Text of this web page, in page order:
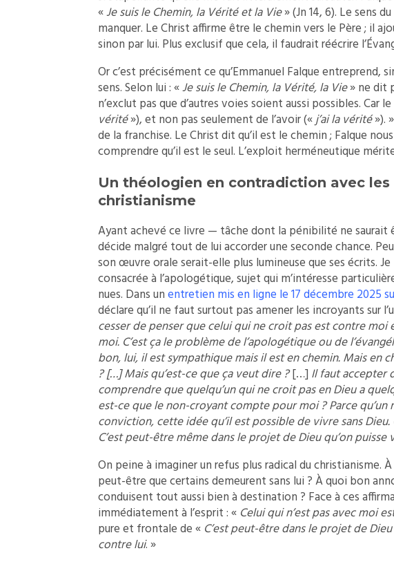
«Je suis le Chemin, la Vérité et la Vie» (Jn 14, 6). Le sens
manquer. Le Christ affirme être le chemin vers le Père ; il
sinon par lui. Plus exclusif que cela, il faudrait réécrire
Or c’est précisément ce qu’Emmanuel Falque entreprend,
sens. Selon lui : «Je suis le Chemin, la Vérité, la Vie» ne dit
n’exclut pas que d’autres voies soient aussi possibles. Car
vérité»), et non pas seulement de l’avoir («j’ai la vérité»).
de la franchise. Le Christ dit qu’il est le chemin ; Falque
comprendre qu’il est le seul. L’exploit herméneutique
Un théologien en contradiction avec
christianisme
Ayant achevé ce livre — tâche dont la pénibilité ne saurait
décide malgré tout de lui accorder une seconde chance.
son œuvre orale serait-elle plus lumineuse que ses écrits.
consacrée à l’apologétique, sujet qui m’intéresse
nues. Dans unentretien mis en ligne le 17 décembre 2025
déclare qu’il ne faut surtout pas amener les incroyants sur
cesser de penser que celui qui ne croit pas est contre
moi. C’est ça le problème de l’apologétique ou de
bon, lui, il est sympathique mais il est en chemin. Mais en
? […] Mais qu’est-ce que ça veut dire ?[…] Il faut accepter
comprendre que quelqu’un qui ne croit pas en Dieu a
est-ce que le non-croyant compte pour moi ? Parce
conviction, cette idée qu’il est possible de vivre sans
C’est peut-être même dans le projet de Dieu qu’on
On peine à imaginer un refus plus radical du christianisme.
peut-être que certains demeurent sans lui ? À quoi bon
conduisent tout aussi bien à destination ? Face à ces
immédiatement à l’esprit : « Celui qui n’est pas avec moi
pure et frontale de « C’est peut-être dans le projet de
contre lui. »